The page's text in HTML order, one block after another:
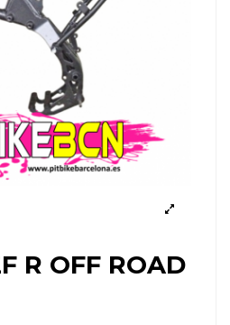
R OFF ROAD